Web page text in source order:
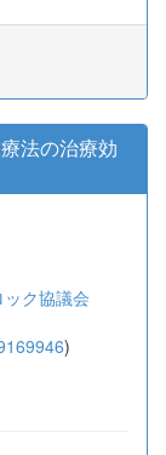
法の治療効
ク協議会
)